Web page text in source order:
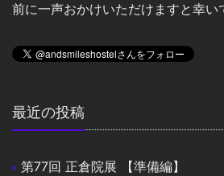
前に一声おかけいただけますと幸い
最近の投稿
第77回 正倉院展 【準備編】